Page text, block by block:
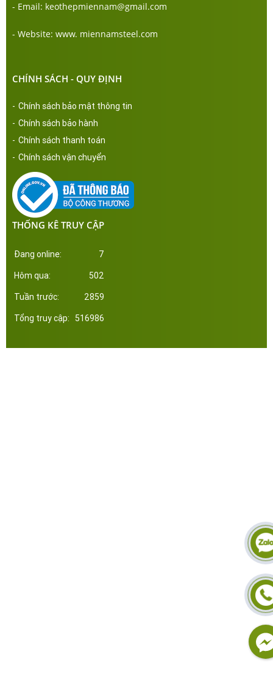
- Email: keothepmiennam@gmail.com
- Website: www. miennamsteel.com
CHÍNH SÁCH - QUY ĐỊNH
- Chính sách bảo mật thông tin
- Chính sách bảo hành
- Chính sách thanh toán
- Chính sách vận chuyển
THỐNG KÊ TRUY CẬP
Đang online: 7
Hôm qua: 502
Tuần trước: 2859
Tổng truy cập: 516986